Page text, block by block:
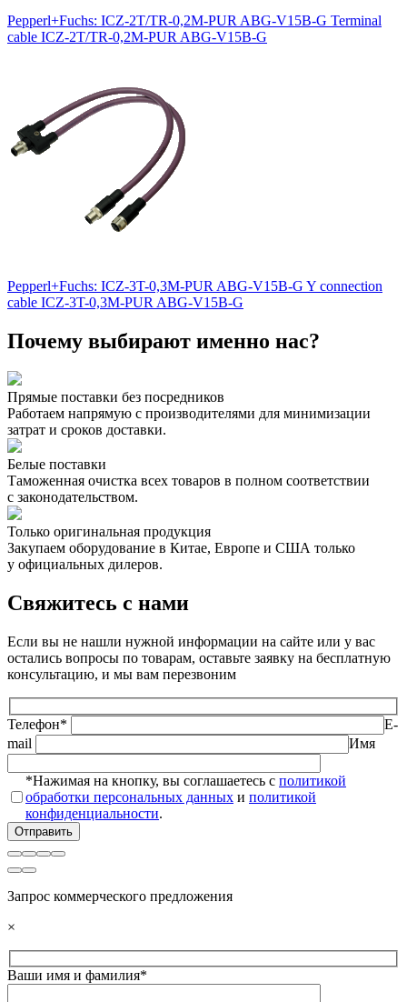
Pepperl+Fuchs: ICZ-2T/TR-0,2M-PUR ABG-V15B-G Terminal
cable ICZ-2T/TR-0,2M-PUR ABG-V15B-G
Pepperl+Fuchs: ICZ-3T-0,3M-PUR ABG-V15B-G Y connection
cable ICZ-3T-0,3M-PUR ABG-V15B-G
Почему выбирают именно нас?
Прямые поставки без посредников
Работаем напрямую с производителями для минимизации
затрат и сроков доставки.
Белые поставки
Таможенная очистка всех товаров в полном соответствии
с законодательством.
Только оригинальная продукция
Закупаем оборудование в Китае, Европе и США только
у официальных дилеров.
Свяжитесь с нами
Если вы не нашли нужной информации на сайте или у вас
остались вопросы по товарам, оставьте заявку на бесплатную
консультацию, и мы вам перезвоним
Телефон*
E-
mail
Имя
*Нажимая на кнопку, вы соглашаетесь с политикой
обработки персональных данных и политикой
конфиденциальности.
Запрос коммерческого предложения
×
Ваши имя и фамилия*